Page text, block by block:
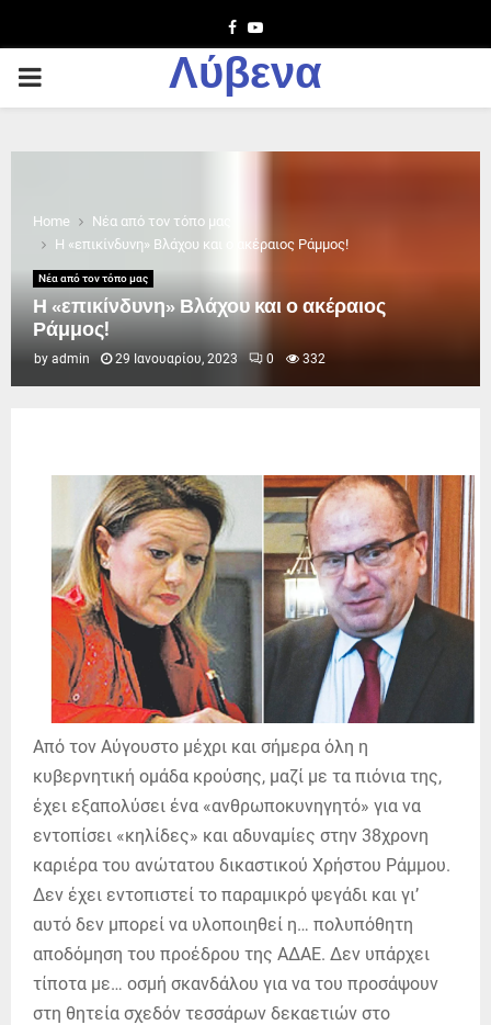
Facebook
Youtube
PRIMARY
Λύβενα
Home
Νέα από τον τόπο μας
Η «επικίνδυνη» Βλάχου και ο ακέραιος Ράμμος!
Νέα από τον τόπο μας
Η «επικίνδυνη» Βλάχου και ο ακέραιος
Ράμμος!
by admin 29 Ιανουαρίου, 2023 0 332
Από τον Αύγουστο μέχρι και σήμερα όλη η
κυβερνητική ομάδα κρούσης, μαζί με τα πιόνια της,
έχει εξαπολύσει ένα «ανθρωποκυνηγητό» για να
εντοπίσει «κηλίδες» και αδυναμίες στην 38χρονη
καριέρα του ανώτατου δικαστικού Χρήστου Ράμμου.
Δεν έχει εντοπιστεί το παραμικρό ψεγάδι και γι’
αυτό δεν μπορεί να υλοποιηθεί η… πολυπόθητη
αποδόμηση του προέδρου της ΑΔΑΕ. Δεν υπάρχει
τίποτα με… οσμή σκανδάλου για να του προσάψουν
στη θητεία σχεδόν τεσσάρων δεκαετιών στο